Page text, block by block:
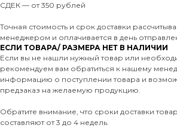
СДЕК — от 350 рублей
Точная стоимость и срок доставки
менеджером и оплачивается в день
ЕСЛИ ТОВАРА/ РАЗМЕРА НЕТ В НАЛИЧИИ
Если вы не нашли нужный товар или
рекомендуем вам обратиться к нашему
информацию о поступлении товара и
предзаказ на желаемую продукцию.
Обратите внимание, что сроки доставки
составляют от 3 до 4 недель.